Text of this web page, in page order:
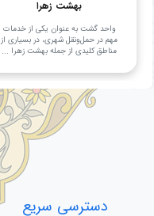
بهشت زهرا
واحد گشت به عنوان یکی از خدمات
مهم در حمل‌ونقل شهری، در بسیاری از
مناطق کلیدی از جمله بهشت زهرا ...
دسترسی سریع